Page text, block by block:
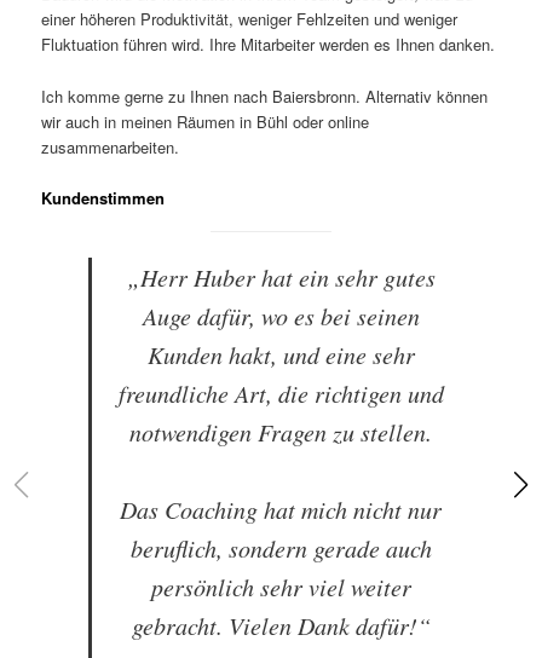
einer höheren Produktivität, weniger Fehlzeiten und weniger
Fluktuation führen wird. Ihre Mitarbeiter werden es Ihnen danken.
Ich komme gerne zu Ihnen nach Baiersbronn. Alternativ können
wir auch in meinen Räumen in Bühl oder online
zusammenarbeiten.
Kundenstimmen
„Herr Huber hat ein sehr gutes
Auge dafür, wo es bei seinen
Kunden hakt, und eine sehr
freundliche Art, die richtigen und
notwendigen Fragen zu stellen.
Das Coaching hat mich nicht nur
beruflich, sondern gerade auch
persönlich sehr viel weiter
gebracht. Vielen Dank dafür!“